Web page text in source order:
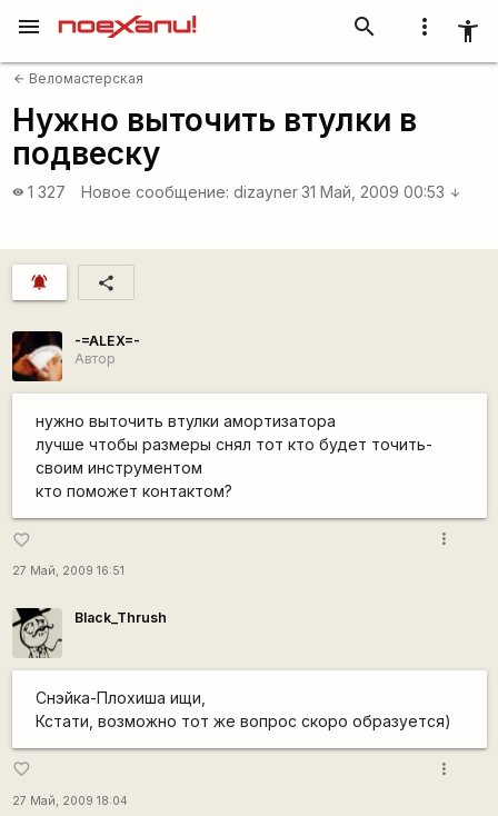
more_vert accessibility_new
search
menu
arrow_back Веломастерская
Нужно выточить втулки в
подвеску
visibility 1 327 Новое сообщение: dizayner 31 Май, 2009 00:53 arrow_downward
notifications_active share
-=ALEX=-
Автор
нужно выточить втулки амортизатора
лучше чтобы размеры снял тот кто будет точить-
своим инструментом
кто поможет контактом?
favorite_border
27 Май, 2009 16:51
more_vert
Black_Thrush
Снэйка-Плохиша ищи,
Кстати, возможно тот же вопрос скоро образуется)
favorite_border
27 Май, 2009 18:04
more_vert